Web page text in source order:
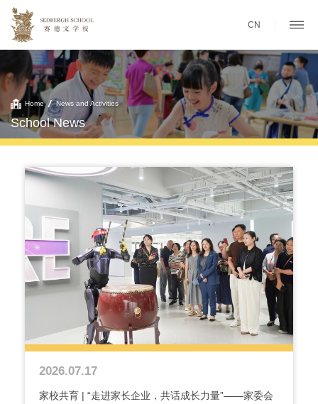
CN
Home News and Activities
School News
2026.07.17
家校共育 | “走进家长企业，共话成长力量”——家委会